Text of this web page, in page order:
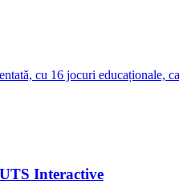
cu 16 jocuri educaționale,
Interactive